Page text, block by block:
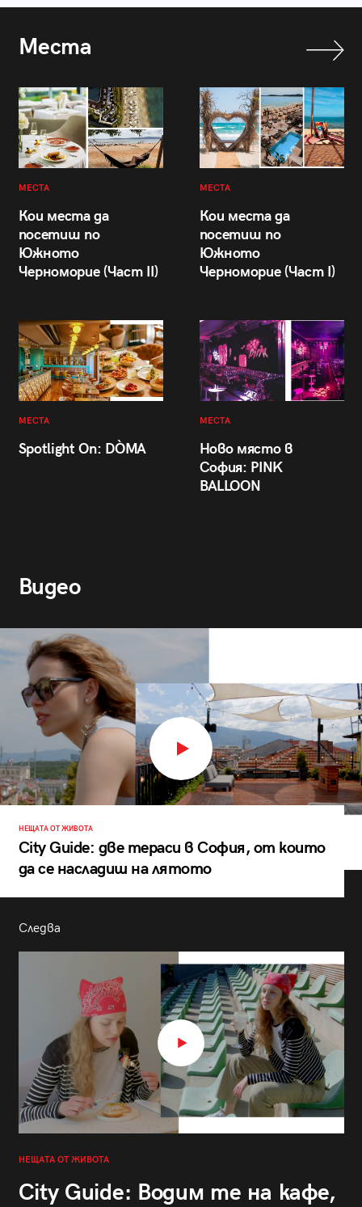
Места
МЕСТА
Кои места да
посетиш по
Южното
Черноморие (Част II)
МЕСТА
Кои места да
посетиш по
Южното
Черноморие (Част I)
МЕСТА
Spotlight On: DÒMA
МЕСТА
Ново място в
София: PINK
BALLOON
Видео
НЕЩАТА ОТ ЖИВОТА
City Guide: две тераси в София, от които
да се насладиш на лятото
Следва
НЕЩАТА ОТ ЖИВОТА
City Guide: Водим те на кафе,